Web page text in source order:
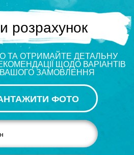
розрахунок
ТА ОТРИМАЙТЕ ДЕТАЛЬНУ
ЩОДО ВАРІАНТІВ
ЗАМОВЛЕННЯ
ФОТО